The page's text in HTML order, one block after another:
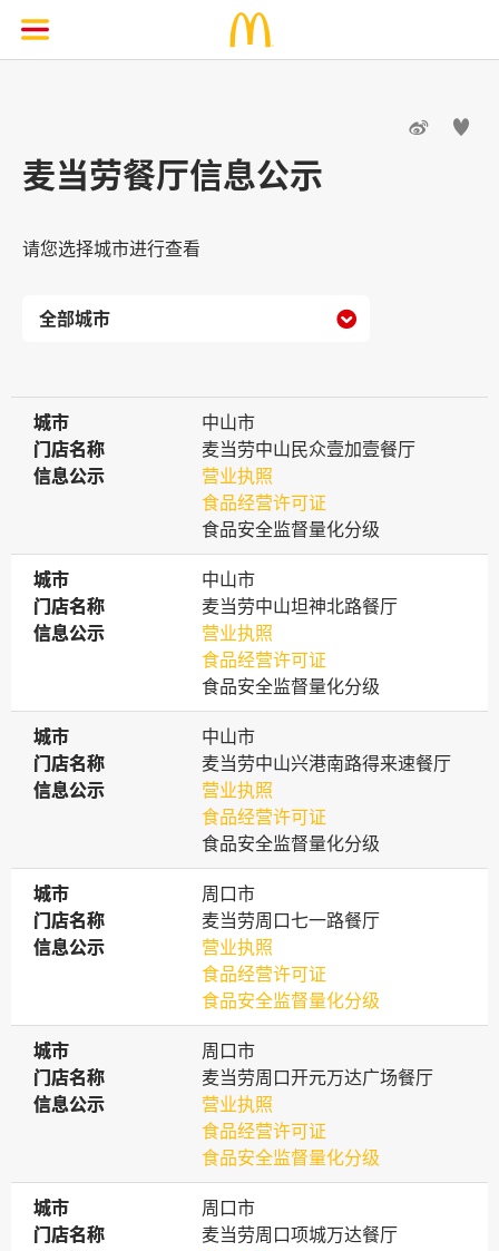
 
麦当劳餐厅信息公示
请您选择城市进行查看

城市
城市
中山市
门店名称
门店名称
麦当劳中山民众壹加壹餐厅
信息公示
信息公示
营业执照
食品经营许可证
食品安全监督量化分级
城市
城市
中山市
门店名称
门店名称
麦当劳中山坦神北路餐厅
信息公示
信息公示
营业执照
食品经营许可证
食品安全监督量化分级
城市
城市
中山市
门店名称
门店名称
麦当劳中山兴港南路得来速餐厅
信息公示
信息公示
营业执照
食品经营许可证
食品安全监督量化分级
城市
城市
周口市
门店名称
门店名称
麦当劳周口七一路餐厅
信息公示
信息公示
营业执照
食品经营许可证
食品安全监督量化分级
城市
城市
周口市
门店名称
门店名称
麦当劳周口开元万达广场餐厅
信息公示
信息公示
营业执照
食品经营许可证
食品安全监督量化分级
城市
城市
周口市
门店名称
门店名称
麦当劳周口项城万达餐厅